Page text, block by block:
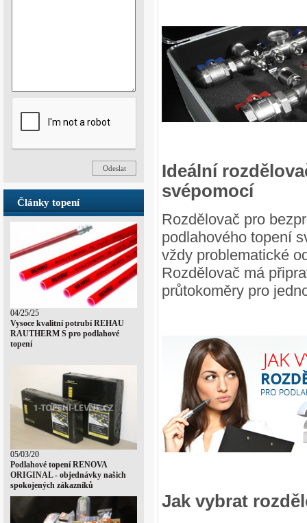
Články topení
04/25/25
Vysoce kvalitní potrubí REHAU
RAUTHERM S pro podlahové
topení
05/03/20
Podlahové topení RENOVA
ORIGINAL - objednávky našich
spokojených zákazníků
Ideální
svépomocí
Rozdělovač pro
podlahového topení
vždy problematické
Rozdělovač má
průtokoměry pro
Jak vybrat